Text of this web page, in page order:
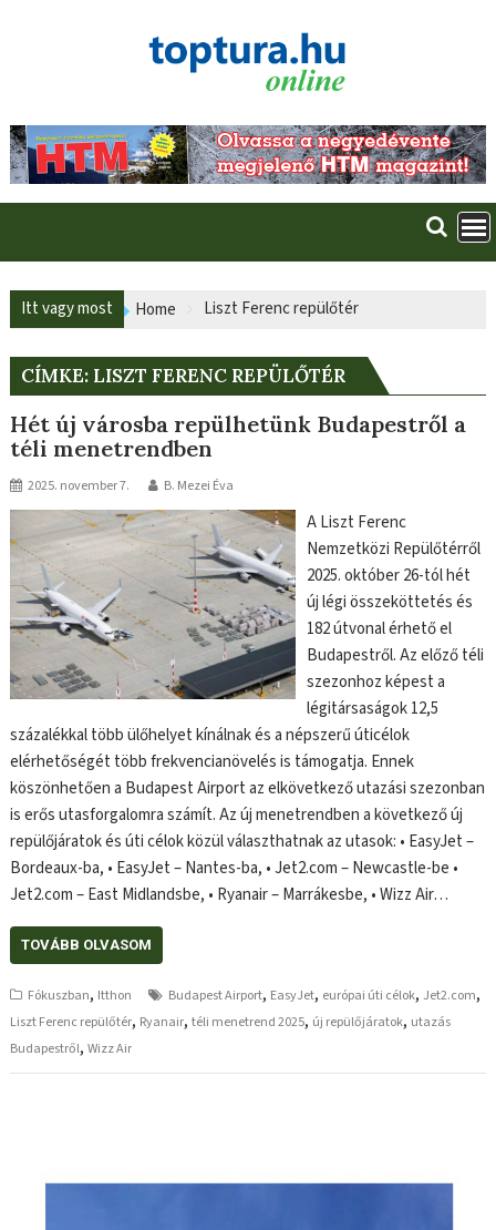
Itt vagy most Home Liszt Ferenc repülőtér
CÍMKE: LISZT FERENC REPÜLŐTÉR
Hét új városba repülhetünk Budapestről a
téli menetrendben
2025. november 7. B. Mezei Éva
A Liszt Ferenc
Nemzetközi Repülőtérről
2025. október 26-tól hét
új légi összeköttetés és
182 útvonal érhető el
Budapestről. Az előző téli
szezonhoz képest a
légitársaságok 12,5
százalékkal több ülőhelyet kínálnak és a népszerű úticélok
elérhetőségét több frekvencianövelés is támogatja. Ennek
köszönhetően a Budapest Airport az elkövetkező utazási szezonban
is erős utasforgalomra számít. Az új menetrendben a következő új
repülőjáratok és úti célok közül választhatnak az utasok: • EasyJet –
Bordeaux-ba, • EasyJet – Nantes-ba, • Jet2.com – Newcastle-be •
Jet2.com – East Midlandsbe, • Ryanair – Marrákesbe, • Wizz Air…
TOVÁBB OLVASOM
Fókuszban, Itthon Budapest Airport, EasyJet, európai úti célok, Jet2.com,
Liszt Ferenc repülőtér, Ryanair,téli menetrend 2025, új repülőjáratok, utazás
Budapestről,Wizz Air